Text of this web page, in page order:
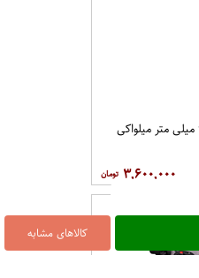
کالاهای مشابه
۳,۶۰۰,۰۰۰